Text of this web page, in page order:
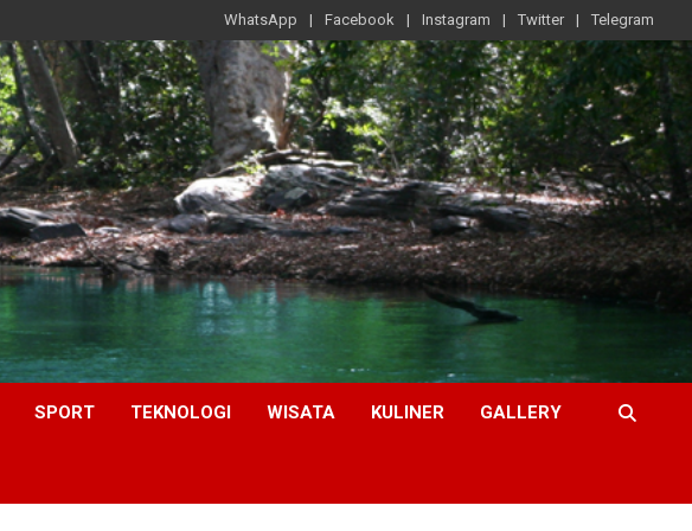
WhatsApp Facebook Instagram Twitter Telegram
SPORT TEKNOLOGI WISATA KULINER GALLERY